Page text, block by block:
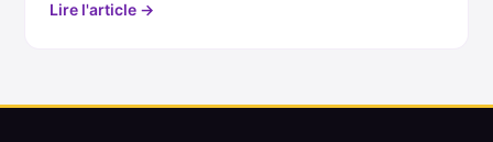
Lire l'article →